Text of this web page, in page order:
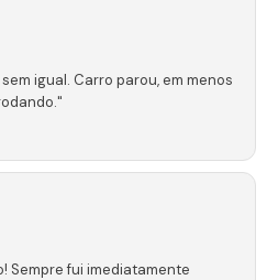
igual. Carro parou, em menos
Sempre fui imediatamente